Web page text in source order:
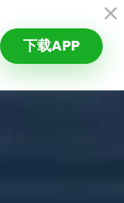
下载APP